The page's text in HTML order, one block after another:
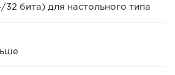
бита) для настольного типа